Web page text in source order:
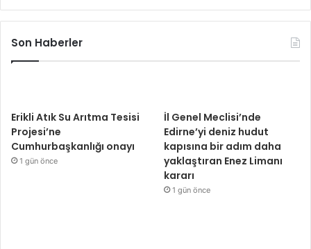
Son Haberler
Erikli Atık Su Arıtma Tesisi
Projesi’ne
Cumhurbaşkanlığı onayı
1 gün önce
İl Genel Meclisi’nde
Edirne’yi deniz hudut
kapısına bir adım daha
yaklaştıran Enez Limanı
kararı
1 gün önce